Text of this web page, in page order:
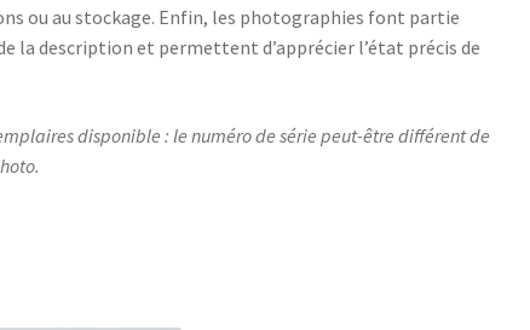
ou au stockage. Enfin, les photographies font partie
la description et permettent d’apprécier l’état précis de
disponible : le numéro de série peut-être différent de